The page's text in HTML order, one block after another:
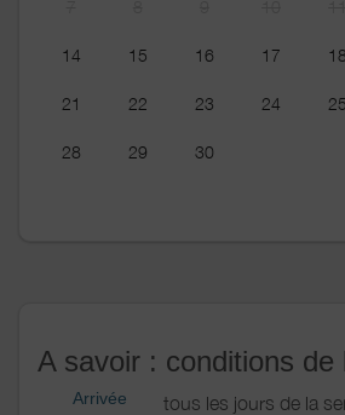
14 15 16 17 18
21 22 23 24 25
28 29 30
A savoir : conditions de
Arrivée tous les jours de la